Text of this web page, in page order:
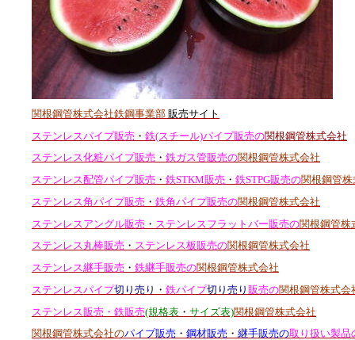
関根鋼管株式会社鉄鋼事業部 販売サイト
ステンレスパイプ販売 ・ 鉄(スチール)パイプ販売の関根鋼管株式会社
ステンレス化粧パイプ販売 ・ 鉄ガス管販売の関根鋼管株式会社
ステンレス配管パイプ販売 ・ 鉄STKM販売 ・ 鉄STPG販売の関根鋼管
ステンレス角パイプ販売 ・ 鉄角パイプ販売の関根鋼管株式会社
ステンレスアングル販売 ・ ステンレスフラットバー販売の関根鋼管株
ステンレス丸棒販売 ・ ステンレス板販売の関根鋼管株式会社
ステンレス継手販売 ・ 鉄継手販売の関根鋼管株式会社
ステンレスパイプ切り売り ・ 鉄パイプ切り売り 販売の関根鋼管株式会
ステンレス販売・鉄販売(規格表 ・ サイズ表)関根鋼管株式会社
関根鋼管株式会社のパイプ販売 ・ 鋼材販売 ・ 継手販売の取り扱い製品